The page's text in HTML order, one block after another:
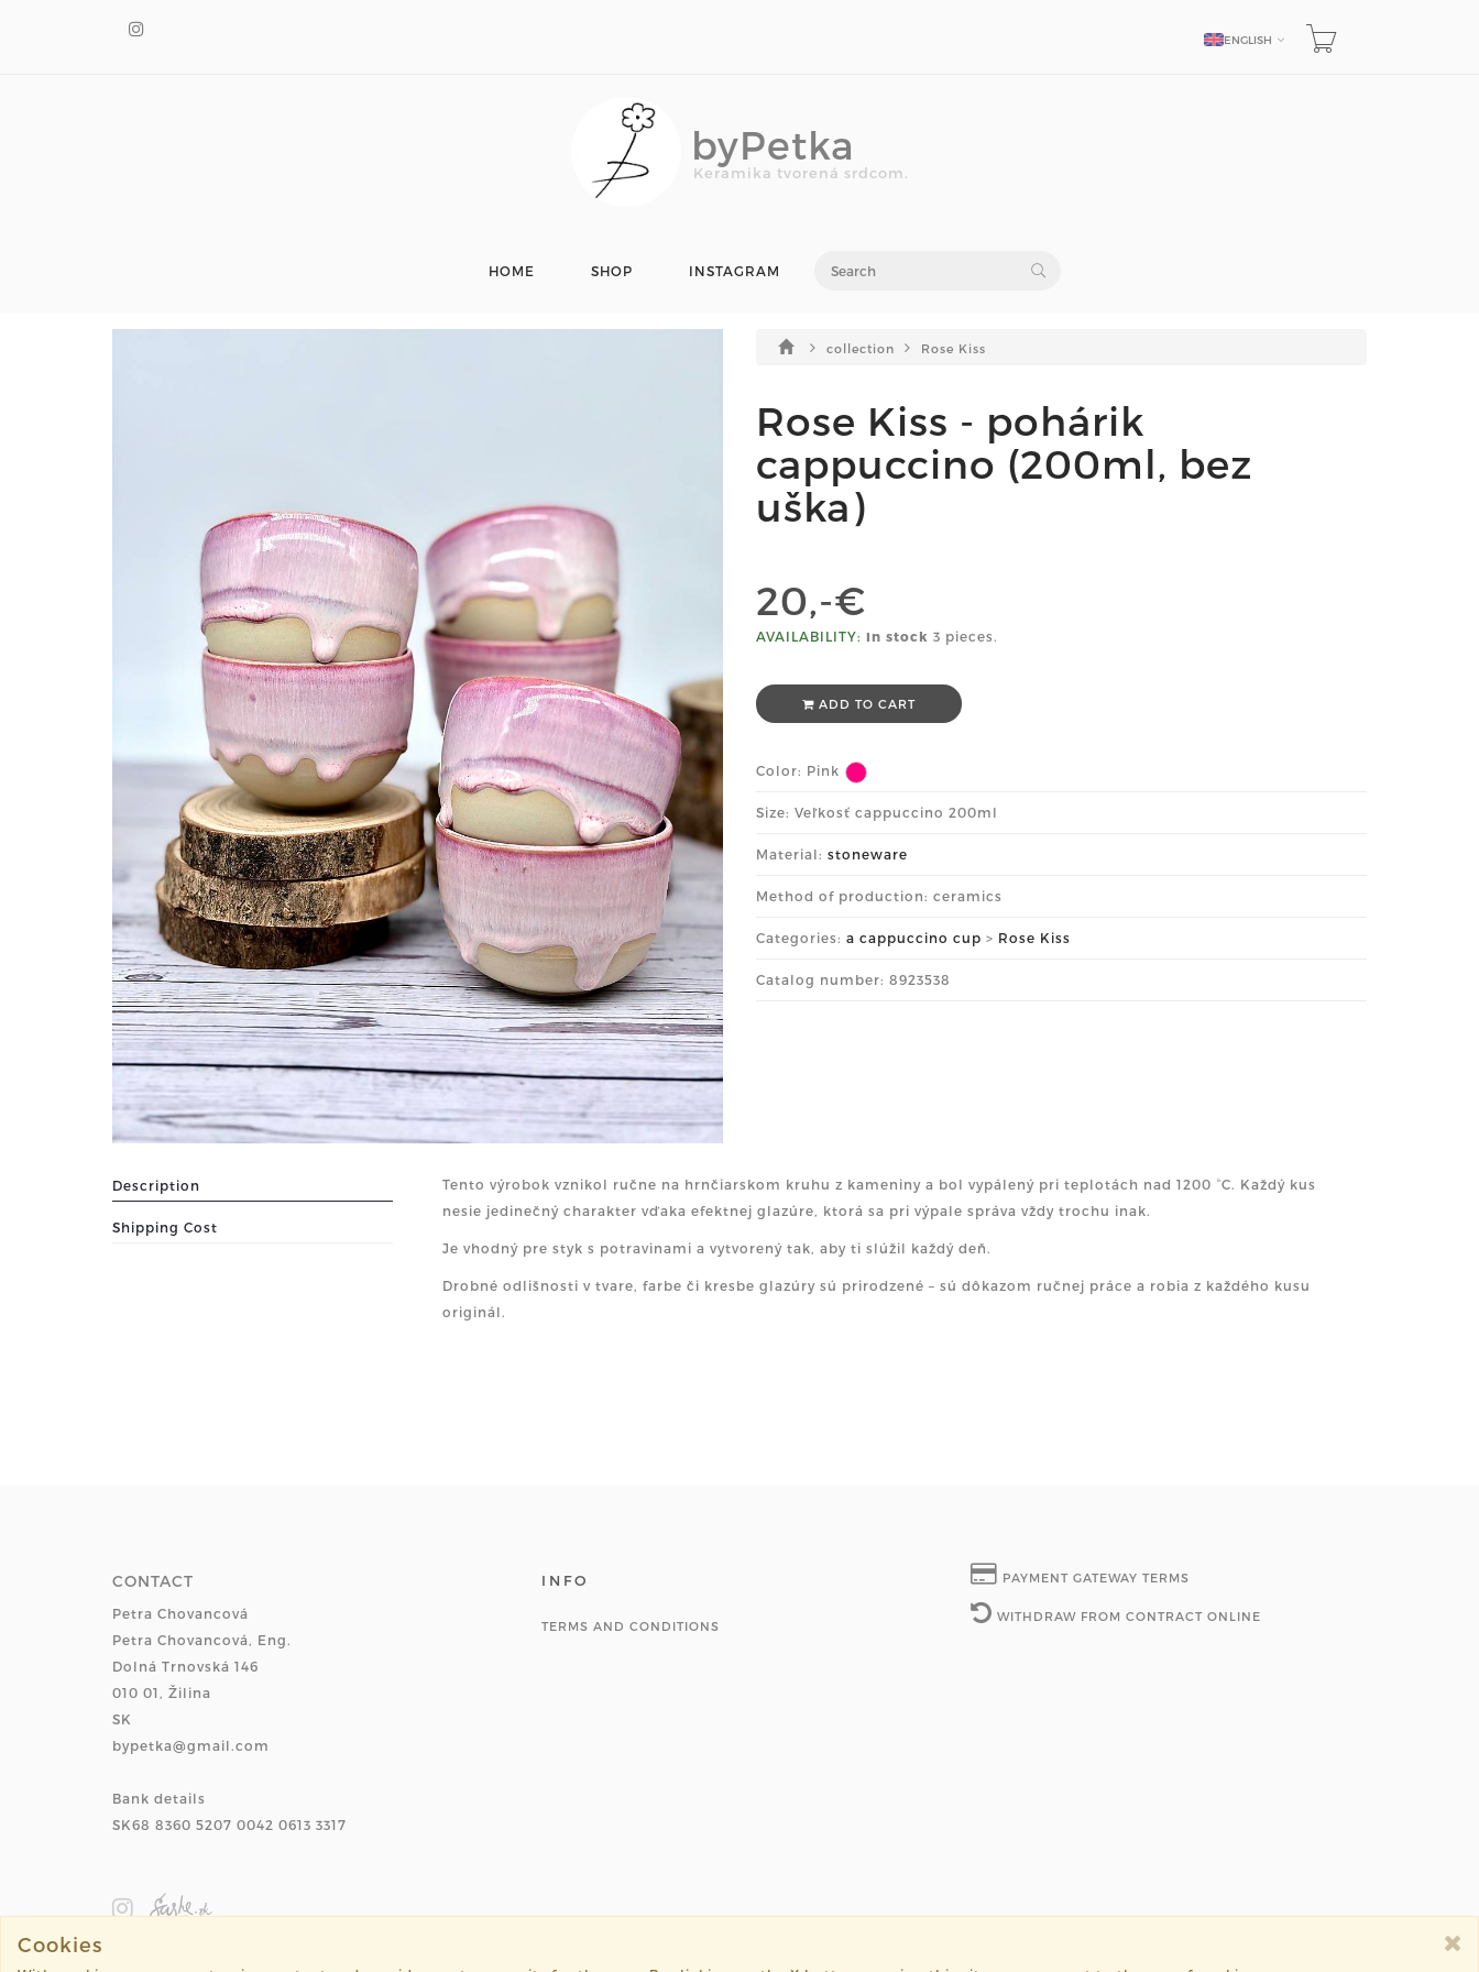
ENGLISH
LANGUAGE
byPetka
Keramika tvorená srdcom.
HOME SHOP INSTAGRAM
collection Rose Kiss
Rose Kiss - pohárik
cappuccino (200ml, bez
uška)
20,-€
AVAILABILITY: In stock 3 pieces.
ADD TO CART
Color: Pink
Size: Veľkosť cappuccino 200ml
Material: stoneware
Method of production: ceramics
Categories: a cappuccino cup > Rose Kiss
Catalog number: 8923538
Description
Shipping Cost
Tento výrobok vznikol ručne na hrnčiarskom kruhu z kameniny a bol vypálený pri teplotách nad 1200 °C. Každý kus
nesie jedinečný charakter vďaka efektnej glazúre, ktorá sa pri výpale správa vždy trochu inak.
Je vhodný pre styk s potravinami a vytvorený tak, aby ti slúžil každý deň.
Drobné odlišnosti v tvare, farbe či kresbe glazúry sú prirodzené – sú dôkazom ručnej práce a robia z každého kusu
originál.
CONTACT
Petra Chovancová
Petra Chovancová, Eng.
Dolná Trnovská 146
010 01, Žilina
SK
bypetka@gmail.com
Bank details
SK68 8360 5207 0042 0613 3317
INFO
TERMS AND CONDITIONS
PAYMENT GATEWAY TERMS
WITHDRAW FROM CONTRACT ONLINE
Cookies